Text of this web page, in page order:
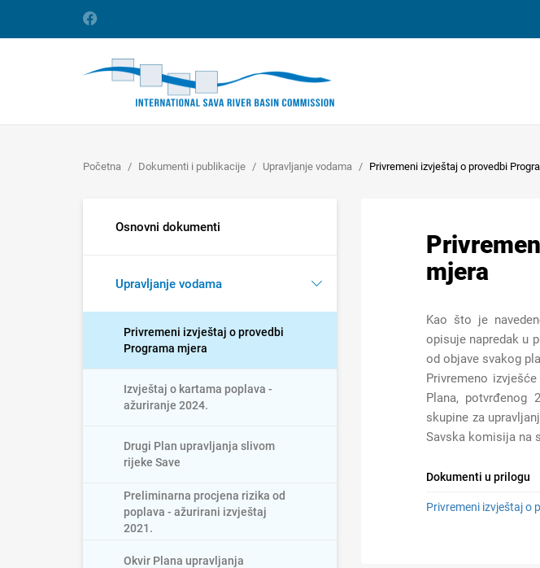
Početna Dokumenti i publikacije Upravljanje vodama Privremeni izvještaj o provedbi
Osnovni dokumenti
Upravljanje vodama
Privremeni izvještaj o provedbi
Programa mjera
Izvještaj o kartama poplava -
ažuriranje 2024.
Drugi Plan upravljanja slivom
rijeke Save
Preliminarna procjena rizika od
poplava - ažurirani izvještaj
2021.
Okvir Plana upravljanja
mjera
Kao što je
opisuje napredak u
od objave svakog
Privremeno
Plana, potvrđenog
skupine za
Savska komisija na
Dokumenti u prilogu
Privremeni izvještaj o